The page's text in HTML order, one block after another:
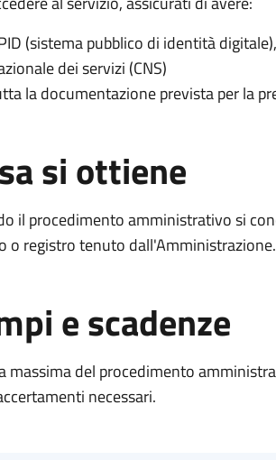
(sistema pubblico di identità
dei servizi (CNS)
la documentazione prevista per la
si ottiene
il procedimento amministrativo si
o registro tenuto dall'Amministrazione.
e scadenze
massima del procedimento
necessari.